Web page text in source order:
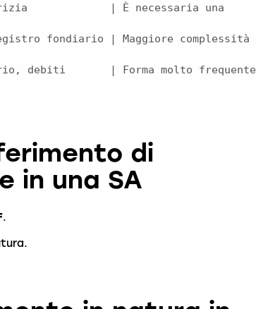
| È necessaria una
fondiario | Maggiore complessità
debiti       | Forma molto frequente
di
in una SA
.